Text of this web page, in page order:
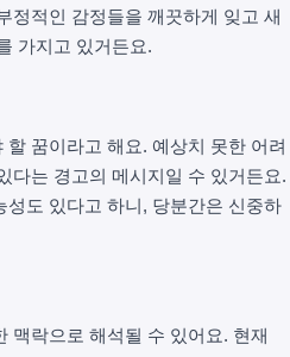
정적인 감정들을 깨끗하게 잊고 새
가지고 있거든요.
꿈이라고 해요. 예상치 못한 어려
다는 경고의 메시지일 수 있거든요.
도 있다고 하니, 당분간은 신중하
맥락으로 해석될 수 있어요. 현재